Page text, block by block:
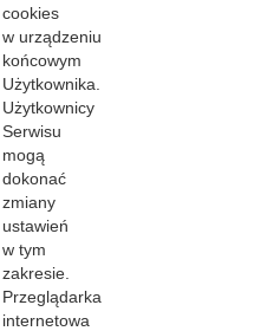
cookies
w urządzeniu
końcowym
Użytkownika.
Użytkownicy
Serwisu
mogą
dokonać
zmiany
ustawień
w tym
zakresie.
Przeglądarka
internetowa